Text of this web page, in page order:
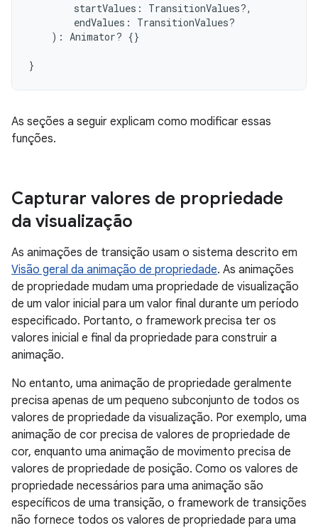
startValues :
TransitionValues?,
endValues :
TransitionValues?
): Animator? {}
}
As seções a seguir explicam como modificar essas
funções.
Capturar valores de propriedade
da visualização
As animações de transição usam o sistema descrito em
Visão geral da animação de propriedade. As animações
de propriedade mudam uma propriedade de visualização
de um valor inicial para um valor final durante um período
especificado. Portanto, o framework precisa ter os
valores inicial e final da propriedade para construir a
animação.
No entanto, uma animação de propriedade geralmente
precisa apenas de um pequeno subconjunto de todos os
valores de propriedade da visualização. Por exemplo, uma
animação de cor precisa de valores de propriedade de
cor, enquanto uma animação de movimento precisa de
valores de propriedade de posição. Como os valores de
propriedade necessários para uma animação são
específicos de uma transição, o framework de transições
não fornece todos os valores de propriedade para uma